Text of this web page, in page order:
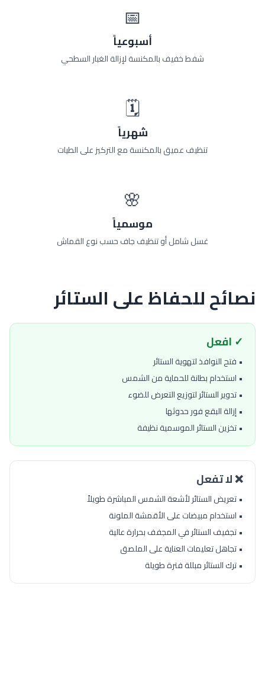
📅
أسبوعياً
شفط خفيف بالمكنسة لإزالة الغبار السطحي
🗓️
شهرياً
تنظيف عميق بالمكنسة مع التركيز على الطيات
🌸
موسمياً
غسل شامل أو تنظيف جاف حسب نوع القماش
نصائح للحفاظ على الستائر
✓ افعل
• فتح النوافذ لتهوية الستائر
• استخدام بطانة للحماية من الشمس
• تدوير الستائر لتوزيع التعرض للضوء
• إزالة البقع فور حدوثها
• تخزين الستائر الموسمية نظيفة
❌ لا تفعل
• تعريض الستائر لأشعة الشمس المباشرة طويلاً
• استخدام مبيضات على الأقمشة الملونة
• تجفيف الستائر في المجفف بحرارة عالية
• تجاهل تعليمات العناية على الملصق
• ترك الستائر مبللة فترة طويلة